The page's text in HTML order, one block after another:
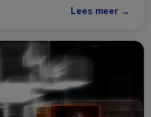
Lees meer →